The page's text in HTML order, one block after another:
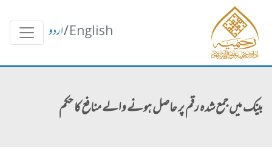
English
/اردو
بینک میں جمع شدہ رقم پر حاصل ہونے والے منافع کا حکم